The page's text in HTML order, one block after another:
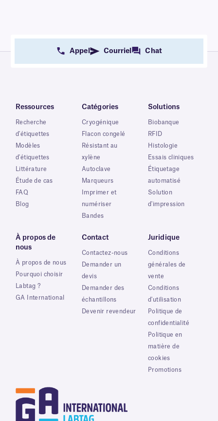
Appel Courriel Chat
Ressources
Recherche
d'étiquettes
Modèles
d'étiquettes
Littérature
Étude de cas
FAQ
Blog
Catégories
Cryogénique
Flacon congelé
Résistant au
xylène
Autoclave
Marqueurs
Imprimer et
numériser
Bandes
Solutions
Biobanque
RFID
Histologie
Essais cliniques
Étiquetage
automatisé
Solution
d'impression
À propos de
nous
À propos de nous
Pourquoi choisir
Labtag ?
GA International
Contact
Contactez-nous
Demander un
devis
Demander des
échantillons
Devenir revendeur
Juridique
Conditions
générales de
vente
Conditions
d'utilisation
Politique de
confidentialité
Politique en
matière de
cookies
Promotions